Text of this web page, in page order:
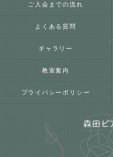
ご入会までの流れ
よくある質問
ギャラリー
教室案内
プライバシーポリシー